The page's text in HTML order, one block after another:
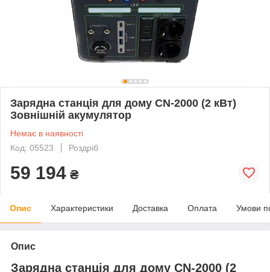
Зарядна станція для дому CN-2000 (2 кВт)
Зовнішній акумулятор
Немає в наявності
Код: 05523
Роздріб
59 194 ₴
Опис Характеристики Доставка Оплата Умови
Опис
Зарядна станція для дому CN-2000 (2